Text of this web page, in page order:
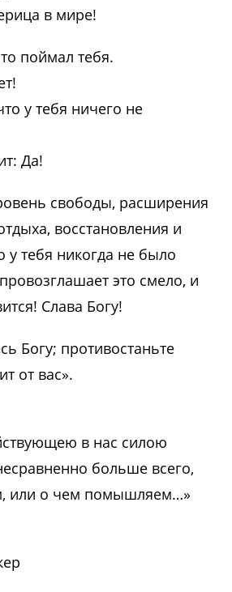
в мире!
поймал тебя.
у тебя ничего не
Да!
свободы, расширения
восстановления и
у тебя никогда не было
это смело, и
Слава Богу!
Богу; противостаньте
от вас».
в нас силою
больше всего,
или о чем помышляем…»